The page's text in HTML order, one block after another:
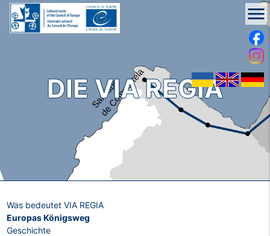
menu
DIE VIA REGIA
Was bedeutet VIA REGIA
Europas Königsweg
Geschichte